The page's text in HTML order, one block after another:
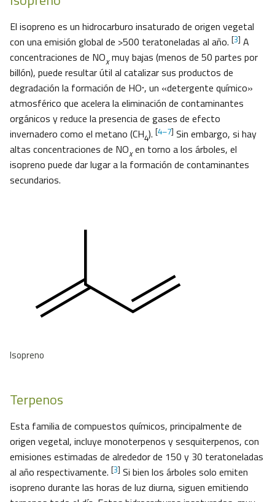
El isopreno es un hidrocarburo insaturado de origen vegetal
con una emisión global de >500 teratoneladas al año. [3] A
concentraciones de NOxmuy bajas (menos de 50 partes por
billón), puede resultar útil al catalizar sus productos de
degradación la formación de HO., un «detergente químico»
atmosférico que acelera la eliminación de contaminantes
orgánicos y reduce la presencia de gases de efecto
invernadero como el metano (CH4). [4–7] Sin embargo, si hay
altas concentraciones de NOxen torno a los árboles, el
isopreno puede dar lugar a la formación de contaminantes
secundarios.
Isopreno
Terpenos
Esta familia de compuestos químicos, principalmente de
origen vegetal, incluye monoterpenos y sesquiterpenos, con
emisiones estimadas de alrededor de 150 y 30 teratoneladas
al año respectivamente. [3] Si bien los árboles solo emiten
isopreno durante las horas de luz diurna, siguen emitiendo